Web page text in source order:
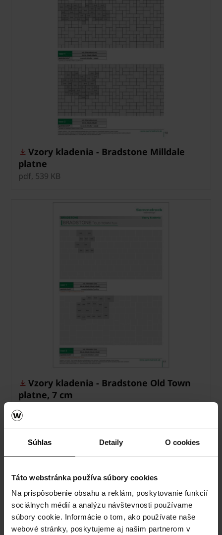
Súhlas Detaily O cookies
Táto webstránka používa súbory cookies
Na prispôsobenie obsahu a reklám, poskytovanie funkcií
sociálnych médií a analýzu návštevnosti používame
súbory cookie. Informácie o tom, ako používate naše
webové stránky, poskytujeme aj našim partnerom v
Vzory kladenia - Bradstone Milldale
platne
pdf, 539 KB
Vzory kladenia - Bradstone Old Town
platne, 7 cm
pdf, 197 KB